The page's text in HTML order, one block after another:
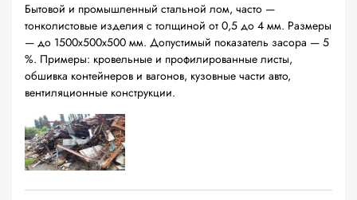
Бытовой и промышленный стальной лом, часто —
тонколистовые изделия с толщиной от 0,5 до 4 мм. Размеры
— до 1500х500х500 мм. Допустимый показатель засора — 5
%. Примеры: кровельные и профилированные листы,
обшивка контейнеров и вагонов, кузовные части авто,
вентиляционные конструкции.